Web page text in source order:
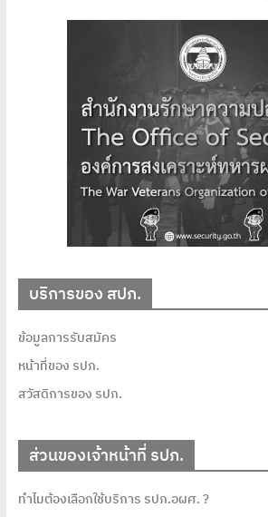
บริการของ สปภ.
ข้อมูลการรับสมัคร
หน้าที่ของ รปภ.
สวัสดิการของ รปภ.
ส่วนของเจ้าหน้าที่ รปภ.
ทำไมต้องเลือกใช้บริการ รปภ.อผศ. ?